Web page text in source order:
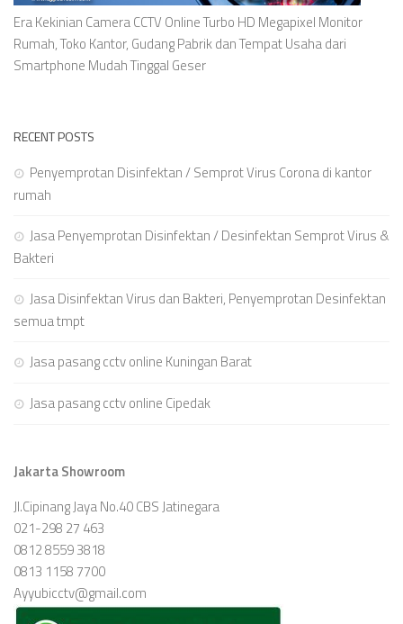
Era Kekinian Camera CCTV Online Turbo HD Megapixel Monitor
Rumah, Toko Kantor, Gudang Pabrik dan Tempat Usaha dari
Smartphone Mudah Tinggal Geser
RECENT POSTS
Penyemprotan Disinfektan / Semprot Virus Corona di kantor
rumah
Jasa Penyemprotan Disinfektan / Desinfektan Semprot Virus &
Bakteri
Jasa Disinfektan Virus dan Bakteri, Penyemprotan Desinfektan
semua tmpt
Jasa pasang cctv online Kuningan Barat
Jasa pasang cctv online Cipedak
Jakarta Showroom
Jl.Cipinang Jaya No.40 CBS Jatinegara
021-298 27 463
0812 8559 3818
0813 1158 7700
Ayyubicctv@gmail.com